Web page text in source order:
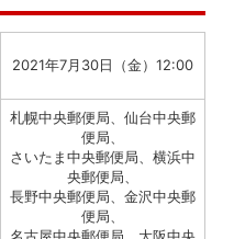
2021年7月30日（金）12:00
札幌中央郵便局、仙台中央郵
便局、
さいたま中央郵便局、横浜中
央郵便局、
長野中央郵便局、金沢中央郵
便局、